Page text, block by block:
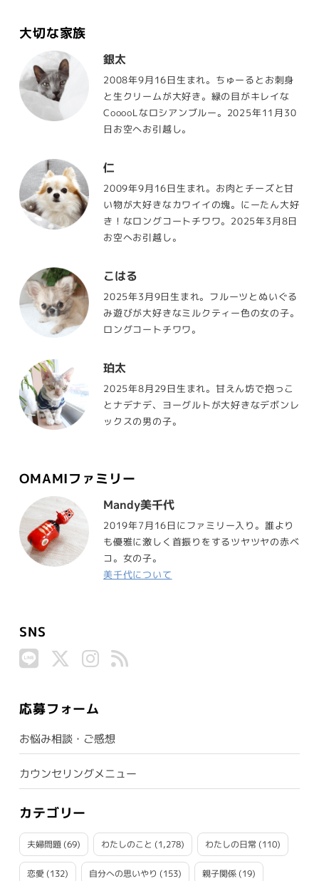
大切な家族
銀太
2008年9月16日生まれ。ちゅーるとお刺身
と生クリームが大好き。緑の目がキレイな
CooooLなロシアンブルー。2025年11月30
日お空へお引越し。
仁
2009年9月16日生まれ。お肉とチーズと甘
い物が大好きなカワイイの塊。にーたん大好
き！なロングコートチワワ。2025年3月8日
お空へお引越し。
こはる
2025年3月9日生まれ。フルーツとぬいぐる
み遊びが大好きなミルクティー色の女の子。
ロングコートチワワ。
珀太
2025年8月29日生まれ。甘えん坊で抱っこ
とナデナデ、ヨーグルトが大好きなデボンレ
ックスの男の子。
OMAMIファミリー
Mandy美千代
2019年7月16日にファミリー入り。誰より
も優雅に激しく首振りをするツヤツヤの赤ベ
コ。女の子。
美千代について
SNS
応募フォーム
お悩み相談・ご感想
カウンセリングメニュー
カテゴリー
夫婦問題(69) わたしのこと (1,278) わたしの日常(110)
恋愛 (132) 自分への思いやり (153) 親子関係(19)